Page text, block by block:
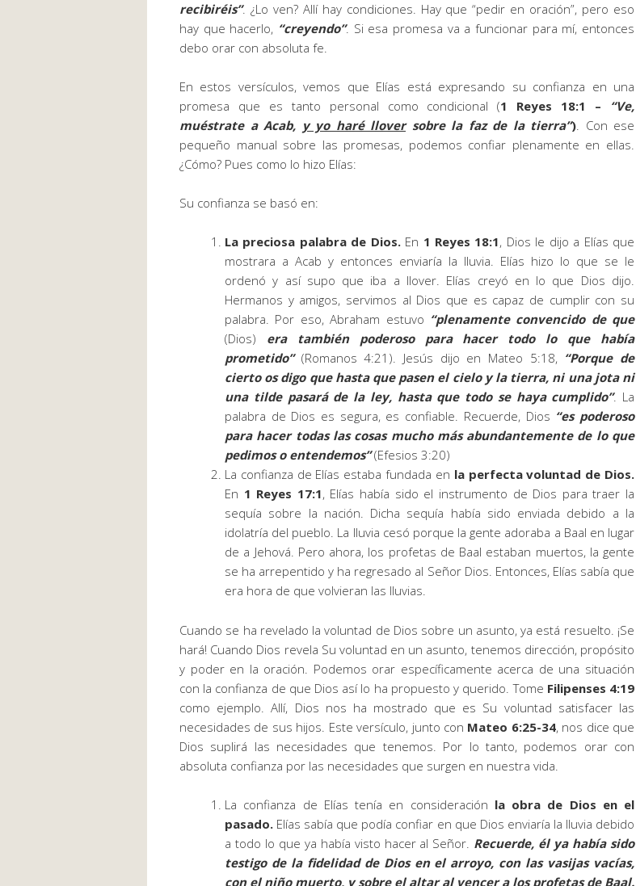
recibiréis”. ¿Lo ven? Allí hay condiciones. Hay que “pedir en oración”, pero eso
hay que hacerlo, “creyendo”. Si esa promesa va a funcionar para mí, entonces
debo orar con absoluta fe.
En estos versículos, vemos que Elías está expresando su confianza en una
promesa que es tanto personal como condicional (1 Reyes 18:1 – “Ve,
muéstrate a Acab, y yo haré lloversobre la faz de la tierra”). Con ese
pequeño manual sobre las promesas, podemos confiar plenamente en ellas.
¿Cómo? Pues como lo hizo Elías:
Su confianza se basó en:
La preciosa palabra de Dios.En 1 Reyes 18:1, Dios le dijo a Elías que
mostrara a Acab y entonces enviaría la lluvia. Elías hizo lo que se le
ordenó y así supo que iba a llover. Elías creyó en lo que Dios dijo.
Hermanos y amigos, servimos al Dios que es capaz de cumplir con su
palabra. Por eso, Abraham estuvo “plenamente convencido de que
(Dios) era también poderoso para hacer todo lo que había
prometido”(Romanos 4:21). Jesús dijo en Mateo 5:18, “Porque de
cierto os digo que hasta que pasen el cielo y la tierra, ni una jota ni
una tilde pasará de la ley, hasta que todo se haya cumplido”. La
palabra de Dios es segura, es confiable. Recuerde, Dios “es poderoso
para hacer todas las cosas mucho más abundantemente de lo que
pedimos o entendemos”(Efesios 3:20)
La confianza de Elías estaba fundada en la perfecta voluntad de Dios.
En 1 Reyes 17:1, Elías había sido el instrumento de Dios para traer la
sequía sobre la nación. Dicha sequía había sido enviada debido a la
idolatría del pueblo. La lluvia cesó porque la gente adoraba a Baal en lugar
de a Jehová. Pero ahora, los profetas de Baal estaban muertos, la gente
se ha arrepentido y ha regresado al Señor Dios. Entonces, Elías sabía que
era hora de que volvieran las lluvias.
Cuando se ha revelado la voluntad de Dios sobre un asunto, ya está resuelto. ¡Se
hará! Cuando Dios revela Su voluntad en un asunto, tenemos dirección, propósito
y poder en la oración. Podemos orar específicamente acerca de una situación
con la confianza de que Dios así lo ha propuesto y querido. Tome Filipenses 4:19
como ejemplo. Allí, Dios nos ha mostrado que es Su voluntad satisfacer las
necesidades de sus hijos. Este versículo, junto con Mateo 6:25-34, nos dice que
Dios suplirá las necesidades que tenemos. Por lo tanto, podemos orar con
absoluta confianza por las necesidades que surgen en nuestra vida.
La confianza de Elías tenía en consideración la obra de Dios en el
pasado. Elías sabía que podía confiar en que Dios enviaría la lluvia debido
a todo lo que ya había visto hacer al Señor. Recuerde, él ya había sido
testigo de la fidelidad de Dios en el arroyo, con las vasijas vacías,
con el niño muerto, y sobre el altar al vencer a los profetas de Baal.